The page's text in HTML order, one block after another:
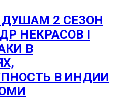
2 СЕЗОН
НЕКРАСОВ I
В
В ИНДИИ